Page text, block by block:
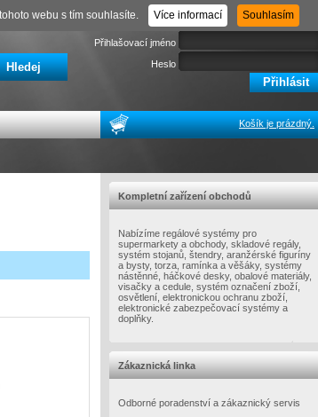
Registrace Zapomenuté heslo
Přihlašovací jméno
Heslo
Košík je prázdný.
Kompletní zařízení obchodů
Nabízíme regálové systémy pro
supermarkety a obchody, skladové regály,
systém stojanů, štendry, aranžérské figuríny
a bysty, torza, ramínka a věšáky, systémy
nástěnné, háčkové desky, obalové materiály,
visačky a cedule, systém označení zboží,
osvětlení, elektronickou ochranu zboží,
elektronické zabezpečovací systémy a
doplňky.
Zákaznická linka
Odborné poradenství a zákaznický servis
webu s tím souhlasíte. Více informací Souhlasím